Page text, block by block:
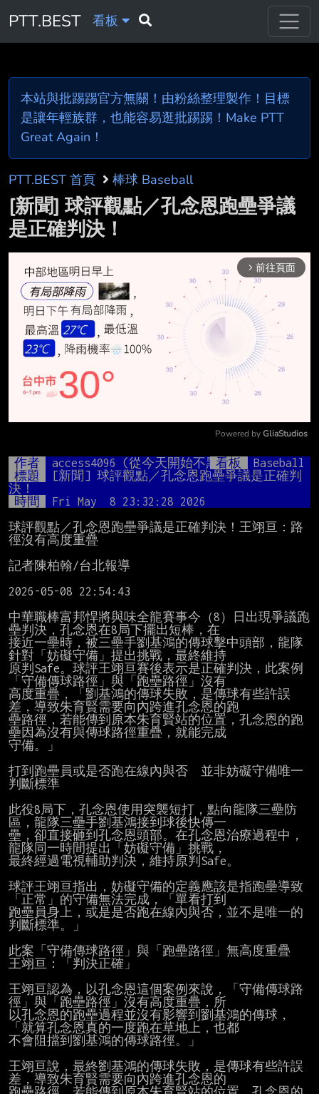
PTT.BEST 看板
本站與批踢踢官方無關！由粉絲整理製作！目標
是讓年輕族群，也能容易逛批踢踢！Make PTT
Great Again！
PTT.BEST 首頁 棒球 Baseball
[新聞] 球評觀點／孔念恩跑壘爭議
是正確判決！
arrow_forward_ios 前往頁面
Mute
Powered by GliaStudios
作者 access4096 (從今天開始不黑富邦)
看板
Baseball
標題
[新聞] 球評觀點／孔念恩跑壘爭議是正確判
決！
時間
Fri May  8 23:32:28 2026
球評觀點／孔念恩跑壘爭議是正確判決！王翊亘：路
徑沒有高度重疊
記者陳柏翰/台北報導
2026-05-08 22:54:43
中華職棒富邦悍將與味全龍賽事今（8）日出現爭議跑
壘判決，孔念恩在8局下擺出短棒，在
接近一壘時，被三壘手劉基鴻的傳球擊中頭部，龍隊
針對「妨礙守備」提出挑戰，最終維持
原判Safe。球評王翊亘賽後表示是正確判決，此案例
「守備傳球路徑」與「跑壘路徑」沒有
高度重疊，「劉基鴻的傳球失敗，是傳球有些許誤
差，導致朱育賢需要向內跨進孔念恩的跑
壘路徑，若能傳到原本朱育賢站的位置，孔念恩的跑
壘因為沒有與傳球路徑重疊，就能完成
守備。」
打到跑壘員或是否跑在線內與否　並非妨礙守備唯一
判斷標準
此役8局下，孔念恩使用突襲短打，點向龍隊三壘防
區，龍隊三壘手劉基鴻接到球後快傳一
壘，卻直接砸到孔念恩頭部。在孔念恩治療過程中，
龍隊同一時間提出「妨礙守備」挑戰，
最終經過電視輔助判決，維持原判Safe。
球評王翊亘指出，妨礙守備的定義應該是指跑壘導致
「正常」的守備無法完成，「單看打到
跑壘員身上，或是是否跑在線內與否，並不是唯一的
判斷標準。」
此案「守備傳球路徑」與「跑壘路徑」無高度重疊
王翊亘：「判決正確」
王翊亘認為，以孔念恩這個案例來說，「守備傳球路
徑」與「跑壘路徑」沒有高度重疊，所
以孔念恩的跑壘過程並沒有影響到劉基鴻的傳球，
「就算孔念恩真的一度跑在草地上，也都
不會阻擋到劉基鴻的傳球路徑。」
王翊亘說，最終劉基鴻的傳球失敗，是傳球有些許誤
差，導致朱育賢需要向內跨進孔念恩的